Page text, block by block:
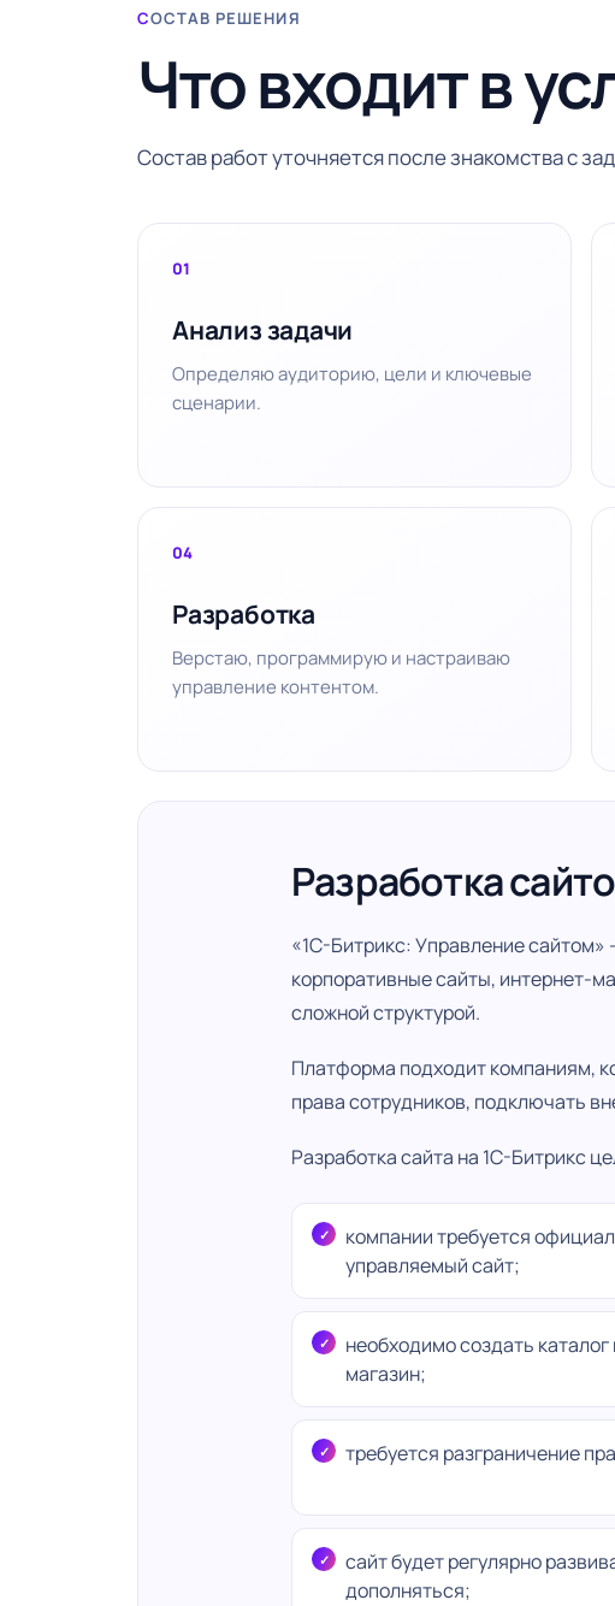
СОСТАВ РЕШЕНИЯ
Что входит в
Состав работ уточняется после знакомства с
01
Анализ задачи
Определяю аудиторию, цели и ключевые
сценарии.
04
Разработка
Верстаю, программирую и настраиваю
управление контентом.
Разработка
«1С-Битрикс: Управление
корпоративные сайты, интернет-
сложной структурой.
Платформа подходит компаниям,
права сотрудников, подключать
Разработка сайта на 1С-Битрикс
компании требуется
управляемый сайт;
необходимо создать
магазин;
требуется разграничение
сайт будет регулярно
дополняться;